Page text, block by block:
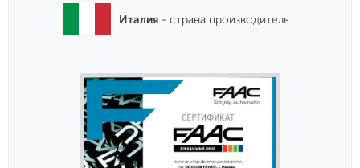
Италия - страна производитель